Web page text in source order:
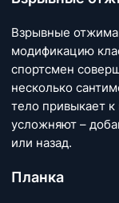
Взрывные
модификацию
спортсмен
несколько
тело привыкает
усложняют –
или назад.
Планка